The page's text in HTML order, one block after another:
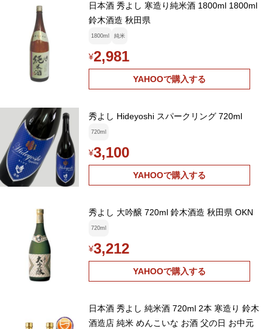
日本酒 秀よし 寒造り純米酒 1800ml 1800ml
鈴木酒造 秋田県
1800ml 純米
¥2,981
YAHOOで購入する
秀よし Hideyoshi スパークリング 720ml
720ml
¥3,100
YAHOOで購入する
秀よし 大吟醸 720ml 鈴木酒造 秋田県 OKN
720ml
¥3,212
YAHOOで購入する
日本酒 秀よし 純米酒 720ml 2本 寒造り 鈴木
酒造店 純米 めんこいな お酒 父の日 お中元